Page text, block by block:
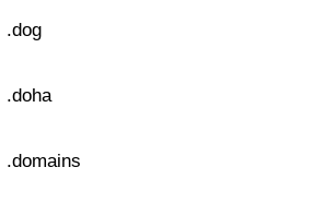
.dog
.doha
.domains